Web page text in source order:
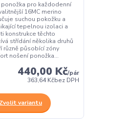
pro každodenní
16MC merino
suchou pokožku a
tepelnou izolaci a
konstrukce těchto
střídání několika druhů
různě působící zóny
nošení ponožka...
440,00 Kč/pár
363,64 Kčbez DPH
Zvolit variantu